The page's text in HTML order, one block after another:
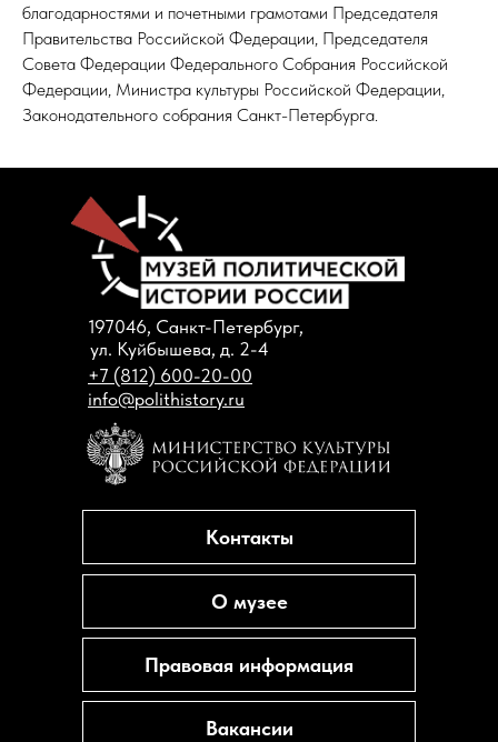
благодарностями и почетными грамотами Председателя
Правительства Российской Федерации, Председателя
Совета Федерации Федерального Собрания Российской
Федерации, Министра культуры Российской Федерации,
Законодательного собрания Санкт-Петербурга.
+7 (812) 600-20-00
ул. Куйбышева, д. 2-4
197046, Санкт-Петербург,
info@polithistory.ru
Контакты
Вакансии
О музее
Правовая информация